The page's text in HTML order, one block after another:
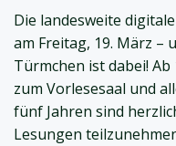
Die landesweite
am Freitag, 19. März –
Türmchen ist dabei!
zum Vorlesesaal und
fünf Jahren sind
Lesungen